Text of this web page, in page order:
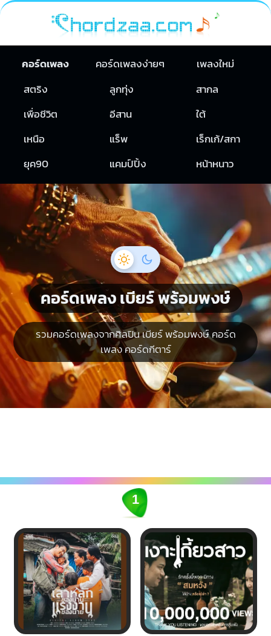
คอร์ดเพลง คอร์ดเพลงง่ายๆ
เพลงใหม่
สตริง
ลูกทุ่ง
สากล
เพื่อชีวิต
อีสาน
ใต้
เหนือ
แร็พ
เร็กเก้/สกา
ยุค90
แคมป์ปิ้ง หน้าหนาว
คอร์ดเพลง เบียร์ พร้อมพงษ์
รวมคอร์ดเพลงจากศิลปิน เบียร์ พร้อมพงษ์ คอร์ด
เพลง คอร์ดกีตาร์
1